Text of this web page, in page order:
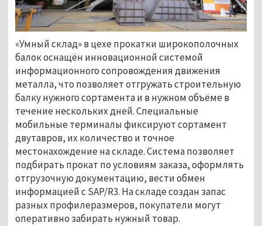
«Умный склад» в цехе прокатки широкополочных
балок оснащён инновационной системой
информационного сопровождения движения
металла, что позволяет отгружать строительную
балку нужного сортамента и в нужном объёме в
течение нескольких дней. Специальные
мобильные терминалы фиксируют сортамент
двутавров, их количество и точное
местонахождение на складе. Система позволяет
подбирать прокат по условиям заказа, оформлять
отгрузочную документацию, вести обмен
информацией с SAP/R3. На складе создан запас
разных профилеразмеров, покупатели могут
оперативно забирать нужный товар.